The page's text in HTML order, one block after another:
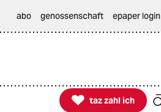
abo genossenschaft epaper login

taz zahl ich
taz zahl ich